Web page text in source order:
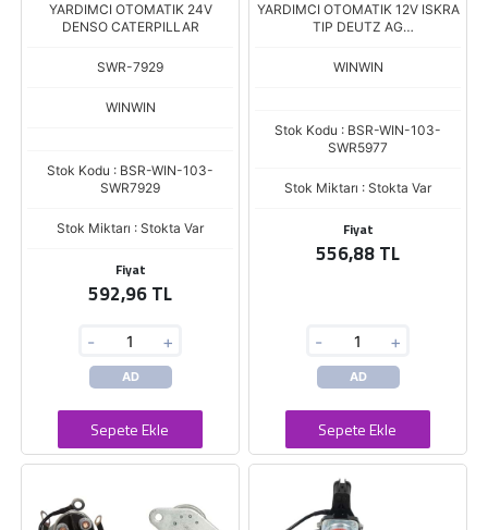
YARDIMCI OTOMATIK 24V
DENSO CATERPILLAR
SWR-7929
WINWIN
Stok Kodu : BSR-WIN-103-
SWR7929
Stok Miktarı : Stokta Var
Fiyat
592,96 TL
- +
AD
Sepete Ekle
YARDIMCI OTOMATIK 12V ISKRA
TIP DEUTZ AG
16.915.977 STR4282
WINWIN
Stok Kodu : BSR-WIN-103-
SWR5977
Stok Miktarı : Stokta Var
Fiyat
556,88 TL
- +
AD
Sepete Ekle